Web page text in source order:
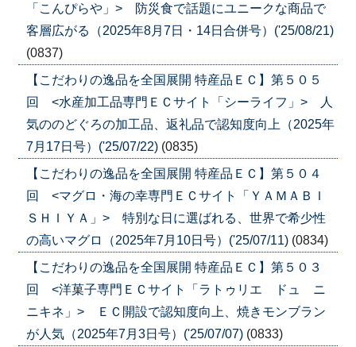
「こんぴらや」> 防災食で話題にユニークな商品で
客層広がる（2025年8月7日・14日合併号）('25/08/21)
(0837)
【こだわりの逸品を全国展開 特産品ＥＣ】第５０５
回 <水産加工品専門ＥＣサイト「シーライフ」> 人
気ののどぐろの加工品、返礼品で認知度向上（2025年
7月17日号）('25/07/22) (0835)
【こだわりの逸品を全国展開 特産品ＥＣ】第５０４
回 <マグロ・海の幸専門ＥＣサイト「ＹＡＭＡＢＩ
ＳＨＩＹＡ」> 特別な日に選ばれる、世界で希少性
の高いマグロ（2025年7月10日号）('25/07/11) (0834)
【こだわりの逸品を全国展開 特産品ＥＣ】第５０３
回 <洋菓子専門ＥＣサイト「ラトゥリエ ドュ ニ
ニキネ」> ＥＣ開設で認知度向上、焼きモンブラン
が人気（2025年7月3日号）('25/07/07) (0833)